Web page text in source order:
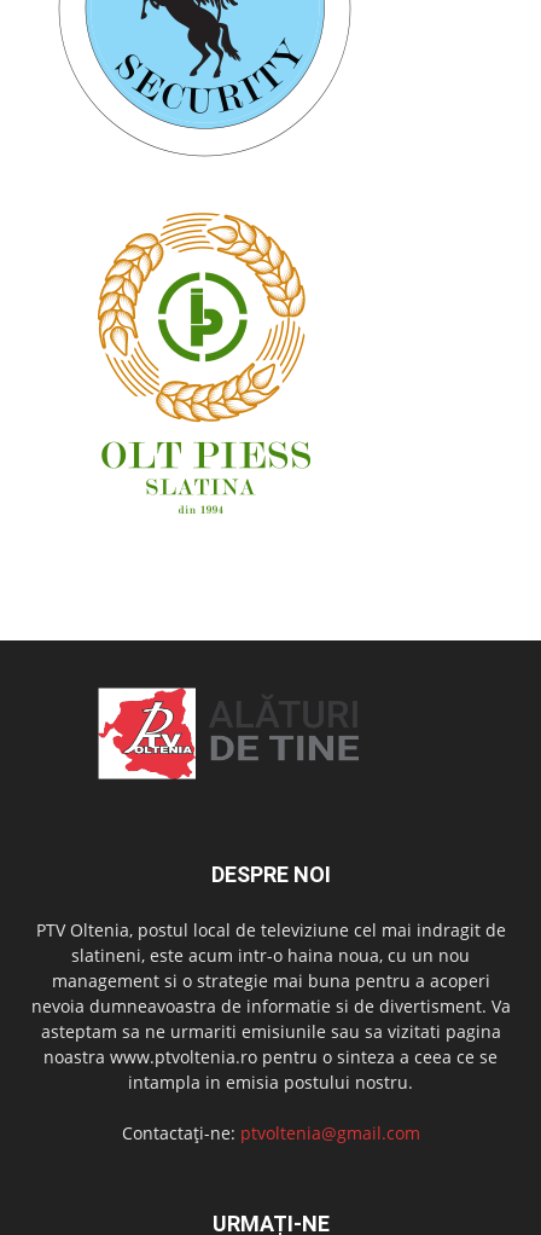
DESPRE NOI
PTV Oltenia, postul local de televiziune cel mai indragit de
slatineni, este acum intr-o haina noua, cu un nou
management si o strategie mai buna pentru a acoperi
nevoia dumneavoastra de informatie si de divertisment. Va
asteptam sa ne urmariti emisiunile sau sa vizitati pagina
noastra www.ptvoltenia.ro pentru o sinteza a ceea ce se
intampla in emisia postului nostru.
Contactați-ne: ptvoltenia@gmail.com
URMAȚI-NE